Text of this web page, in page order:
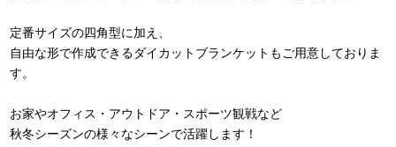
定番サイズの四角型に加え、
自由な形で作成できるダイカットブランケットもご用意しておりま
す。
お家やオフィス・アウトドア・スポーツ観戦など
秋冬シーズンの様々なシーンで活躍します！